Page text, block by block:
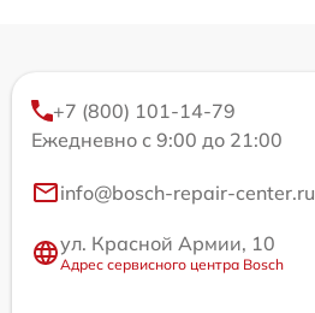
+7 (800) 101-14-79
Ежедневно с 9:00 до 21:00
info@bosch-repair-center.ru
ул. Красной Армии, 10
Адрес сервисного центра Bosch